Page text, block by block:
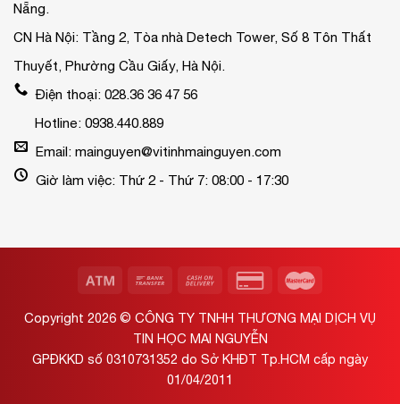
Nẵng.
CN Hà Nội: Tầng 2, Tòa nhà Detech Tower, Số 8 Tôn Thất
Thuyết, Phường Cầu Giấy, Hà Nội.
Điện thoại: 028.36 36 47 56
Hotline: 0938.440.889
Email: mainguyen@vitinhmainguyen.com
Giờ làm việc: Thứ 2 - Thứ 7: 08:00 - 17:30
Copyright 2026 © CÔNG TY TNHH THƯƠNG MẠI DỊCH VỤ
TIN HỌC MAI NGUYỄN
GPĐKKD số 0310731352 do Sở KHĐT Tp.HCM cấp ngày
01/04/2011